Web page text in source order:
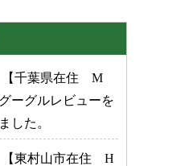
【千葉県在住 M
ーグルレビューを
した。
【東村山市在住 H